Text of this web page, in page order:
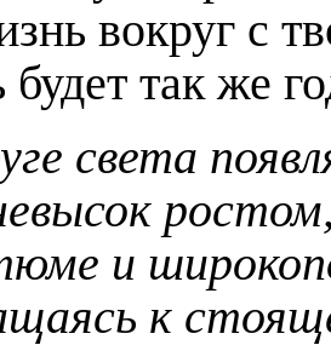
вокруг с
будет так же
света
и
к